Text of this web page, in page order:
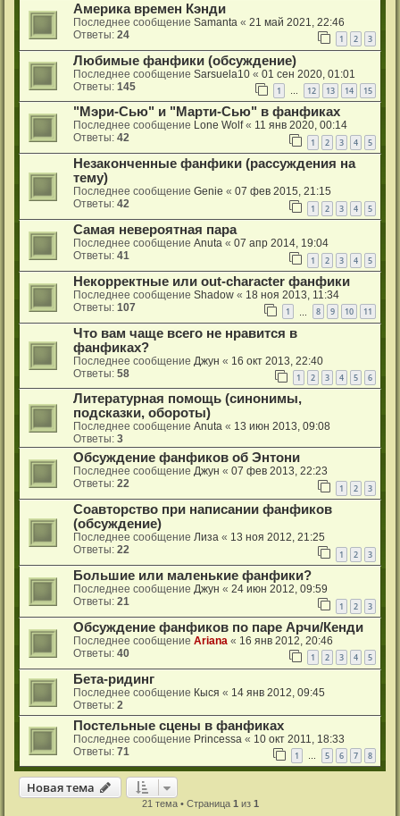
Америка времен Кэнди
Последнее сообщение Samanta « 21 май 2021, 22:46
Ответы: 24 1 2 3
Любимые фанфики (обсуждение)
Последнее сообщение Sarsuela10 « 01 сен 2020, 01:01
Ответы: 145 1 … 12 13 14 15
"Мэри-Сью" и "Марти-Сью" в фанфиках
Последнее сообщение Lone Wolf« 11 янв 2020, 00:14
Ответы: 42 1 2 3 4 5
Незаконченные фанфики (рассуждения на
тему)
Последнее сообщение Genie « 07 фев 2015, 21:15
Ответы: 42 1 2 3 4 5
Самая невероятная пара
Последнее сообщение Anuta « 07 апр 2014, 19:04
Ответы: 41 1 2 3 4 5
Некорректные или out-character фанфики
Последнее сообщение Shadow « 18 ноя 2013, 11:34
Ответы: 107 1 8 9 10 11
Что вам чаще всего не нравится в
фанфиках?
Последнее сообщение Джун « 16 окт 2013, 22:40
Ответы: 58 1 2 3 4 5 6
Литературная помощь (синонимы,
подсказки, обороты)
Последнее сообщение Anuta « 13 июн 2013, 09:08
Ответы: 3
Обсуждение фанфиков об Энтони
Последнее сообщение Джун « 07 фев 2013, 22:23
Ответы: 22 1 2 3
Соавторство при написании фанфиков
(обсуждение)
Последнее сообщение Лиза « 13 ноя 2012, 21:25
Ответы: 22 1 2 3
Большие или маленькие фанфики?
Последнее сообщение Джун « 24 июн 2012, 09:59
Ответы: 21 1 2 3
Обсуждение фанфиков по паре Арчи/Кенди
Последнее сообщение Ariana « 16 янв 2012, 20:46
Ответы: 40 1 2 3 4 5
Бета-ридинг
Последнее сообщение Кыся « 14 янв 2012, 09:45
Ответы: 2
Постельные сцены в фанфиках
Последнее сообщение Princessa « 10 окт 2011, 18:33
Ответы: 71 1 … 5 6 7 8
Новая тема
21 тема • Страница 1 из 1